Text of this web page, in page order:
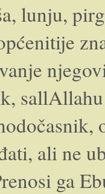
lunju,
ali ne
ga